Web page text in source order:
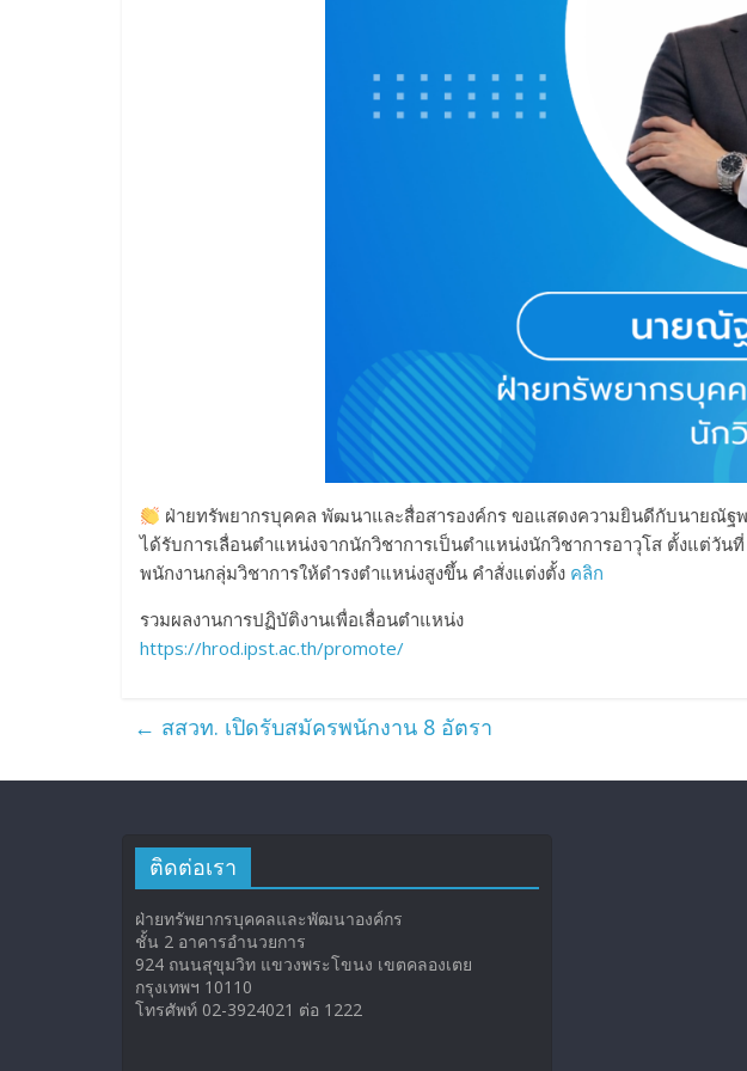
ฝ่ายทรัพยากรบุคคล พัฒนาและสื่อสารองค์กร ขอแสดงความยินดีกับนายณัฐพ
ได้รับการเลื่อนตำแหน่งจากนักวิชาการเป็นตำแหน่งนักวิชาการอาวุโส ตั้งแต่วั
พนักงานกลุ่มวิชาการให้ดำรงตำแหน่งสูงขึ้น คำสั่งแต่งตั้ง คลิก
รวมผลงานการปฏิบัติงานเพื่อเลื่อนตำแหน่ง
https://hrod.ipst.ac.th/promote/
← สสวท. เปิดรับสมัครพนักงาน 8 อัตรา
ติดต่อเรา
ฝ่ายทรัพยากรบุคคลและพัฒนาองค์กร
ชั้น 2 อาคารอำนวยการ
924 ถนนสุขุมวิท แขวงพระโขนง เขตคลองเตย
กรุงเทพฯ 10110
โทรศัพท์ 02-3924021 ต่อ 1222